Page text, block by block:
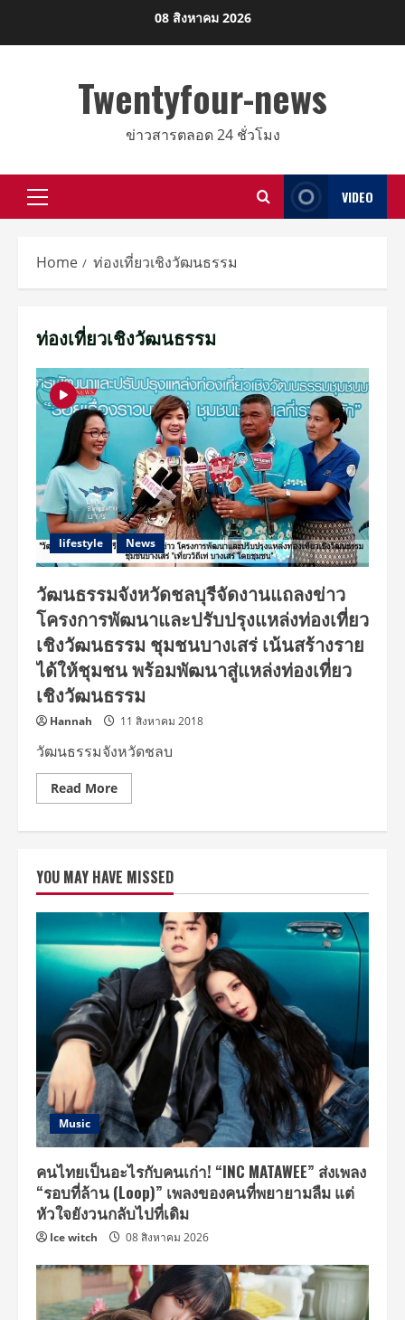
08 สิงหาคม 2026
Twentyfour-news
ข่าวสารตลอด 24 ชั่วโมง
Primary
VIDEO
Home ท่องเที่ยวเชิงวัฒนธรรม
ท่องเที่ยวเชิงวัฒนธรรม
lifestyle News
วัฒนธรรมจังหวัดชลบุรีจัดงานแถลงข่าว
โครงการพัฒนาและปรับปรุงแหล่งท่องเที่ยว
เชิงวัฒนธรรม ชุมชนบางเสร่ เน้นสร้างราย
ได้ให้ชุมชน พร้อมพัฒนาสู่แหล่งท่องเที่ยว
เชิงวัฒนธรรม
Hannah 11 สิงหาคม 2018
วัฒนธรรมจังหวัดชลบ
Read MoreRead
more
งาน
แถลง
ข่าว
โครงการ
พัฒนา
และ
ปรับปรุง
แหล่ง
ท่อง
เที่ยว
เชิง
วัฒนธรรม
ชุมชน
บาง
เสร่
เน้น
สร้าง
ราย
ได้
ให้
ชุมชน
พร้อม
สู่
แหล่ง
ท่อง
เที่ยว
เชิง
วัฒนธรรม
YOU MAY HAVE MISSED
Music
คนไทยเป็นอะไรกับคนเก่า! “INC MATAWEE” ส่งเพลง
“รอบที่ล้าน (Loop)” เพลงของคนที่พยายามลืม แต่
หัวใจยังวนกลับไปที่เดิม
Ice witch 08 สิงหาคม 2026